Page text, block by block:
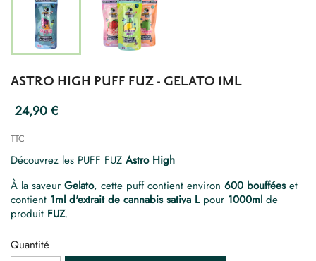
ASTRO HIGH PUFF FUZ - GELATO 1ML
24,90 €
TTC
Découvrez les PUFF FUZ Astro High
À la saveur Gelato, cette puff contient environ 600 boufféeset
contient 1ml d'extrait de cannabis sativa Lpour 1000ml de
produit FUZ.
Quantité